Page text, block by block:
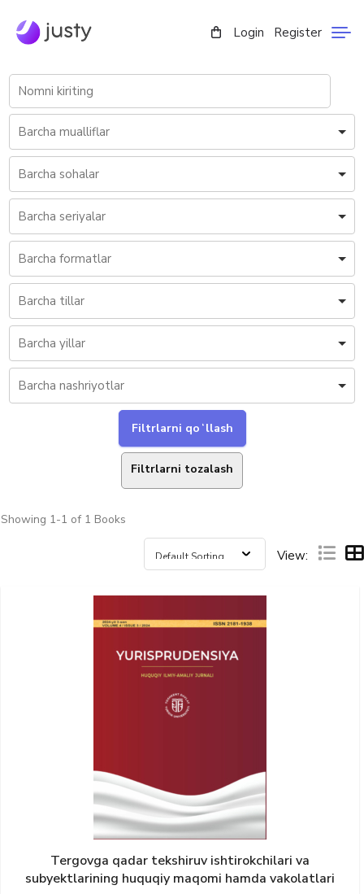
Login Register
Filtrlarni tozalash
Showing 1-1 of 1 Books
View:
Tergovga qadar tekshiruv ishtirokchilari va
subyektlarining huquqiy maqomi hamda vakolatlari